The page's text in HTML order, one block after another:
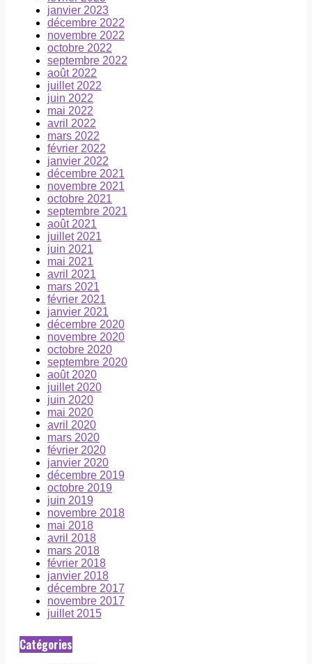
janvier 2023
décembre 2022
novembre 2022
octobre 2022
septembre 2022
août 2022
juillet 2022
juin 2022
mai 2022
avril 2022
mars 2022
février 2022
janvier 2022
décembre 2021
novembre 2021
octobre 2021
septembre 2021
août 2021
juillet 2021
juin 2021
mai 2021
avril 2021
mars 2021
février 2021
janvier 2021
décembre 2020
novembre 2020
octobre 2020
septembre 2020
août 2020
juillet 2020
juin 2020
mai 2020
avril 2020
mars 2020
février 2020
janvier 2020
décembre 2019
octobre 2019
juin 2019
novembre 2018
mai 2018
avril 2018
mars 2018
février 2018
janvier 2018
décembre 2017
novembre 2017
juillet 2015
Catégories